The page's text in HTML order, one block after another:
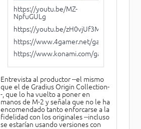
https://youtu.be/MZ-
NpfuGULg
https://youtu.be/zH0vjUf3M1o
https://www.4gamer.net/games/981/
https://www.konami.com/games/
Entrevista al productor --el mismo
que el de Gradius Origin Collection-
-, que lo ha vuelto a poner en
manos de M-2 y señala que no le ha
encomendado tanto enforcarse a la
fidelidad con los originales --incluso
se estarían usando versiones con